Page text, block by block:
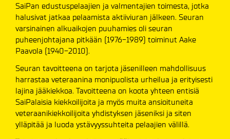
SaiPan edustuspelaajien ja valmentajien toimesta, jotka
halusivat jatkaa pelaamista aktiiviuran jälkeen. Seuran
varsinainen alkuaikojen puuhamies oli seuran
puheenjohtajana pitkään (1976-1989) toiminut Aake
Paavola (1940-2010).
Seuran tavoitteena on tarjota jäsenilleen mahdollisuus
harrastaa veteraanina monipuolista urheilua ja erityisesti
lajina jääkiekkoa. Tavoitteena on koota yhteen entisiä
SaiPalaisia kiekkoilijoita ja myös muita ansioituneita
veteraanikiekkoilijoita yhdistyksen jäseniksi ja siten
ylläpitää ja luoda ystävyyssuhteita pelaajien välillä.